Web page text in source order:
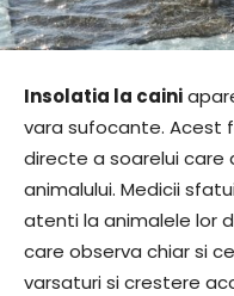
Insolatia la caini
vara sufocante. Acest
directe a soarelui care
animalului. Medicii
atenti la animalele lor
care observa chiar si
varsaturi si crestere